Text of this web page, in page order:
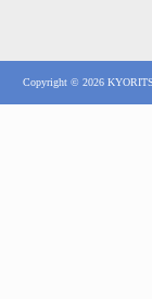
Copyright © 2026